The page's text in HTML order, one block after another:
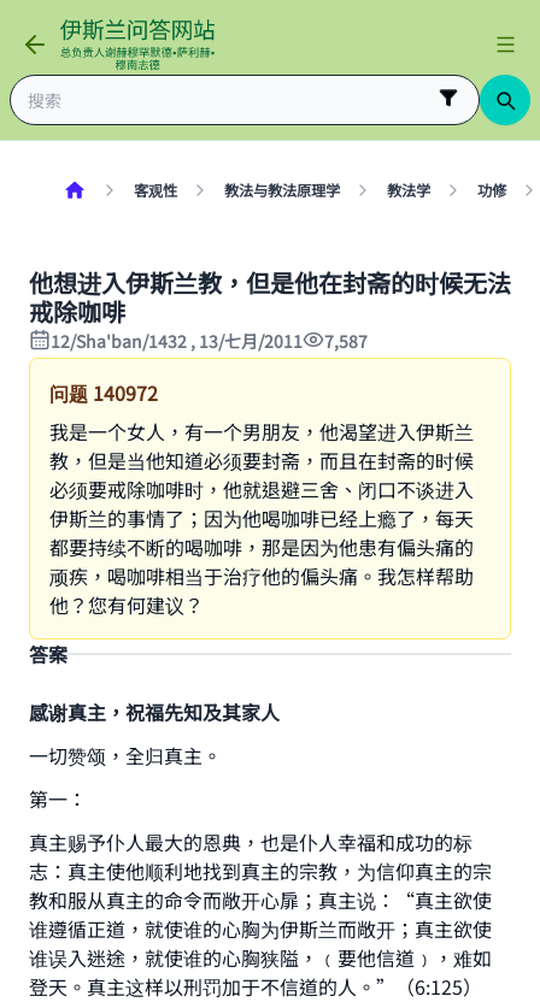
客观性 教法与教法原理学 教法学 功修
他想进入伊斯兰教，但是他在封斋的时候无法
戒除咖啡
12/Sha'ban/1432 , 13/七月/2011 7,587
问题 140972
我是一个女人，有一个男朋友，他渴望进入伊斯兰
教，但是当他知道必须要封斋，而且在封斋的时候
必须要戒除咖啡时，他就退避三舍、闭口不谈进入
伊斯兰的事情了；因为他喝咖啡已经上瘾了，每天
都要持续不断的喝咖啡，那是因为他患有偏头痛的
顽疾，喝咖啡相当于治疗他的偏头痛。我怎样帮助
他？您有何建议？
答案
感谢真主，祝福先知及其家人
一切赞颂，全归真主。
第一：
真主赐予仆人最大的恩典，也是仆人幸福和成功的标
志：真主使他顺利地找到真主的宗教，为信仰真主的宗
教和服从真主的命令而敞开心扉；真主说：“真主欲使
谁遵循正道，就使谁的心胸为伊斯兰而敞开；真主欲使
谁误入迷途，就使谁的心胸狭隘，﹙要他信道﹚，难如
登天。真主这样以刑罚加于不信道的人。”（6:125）